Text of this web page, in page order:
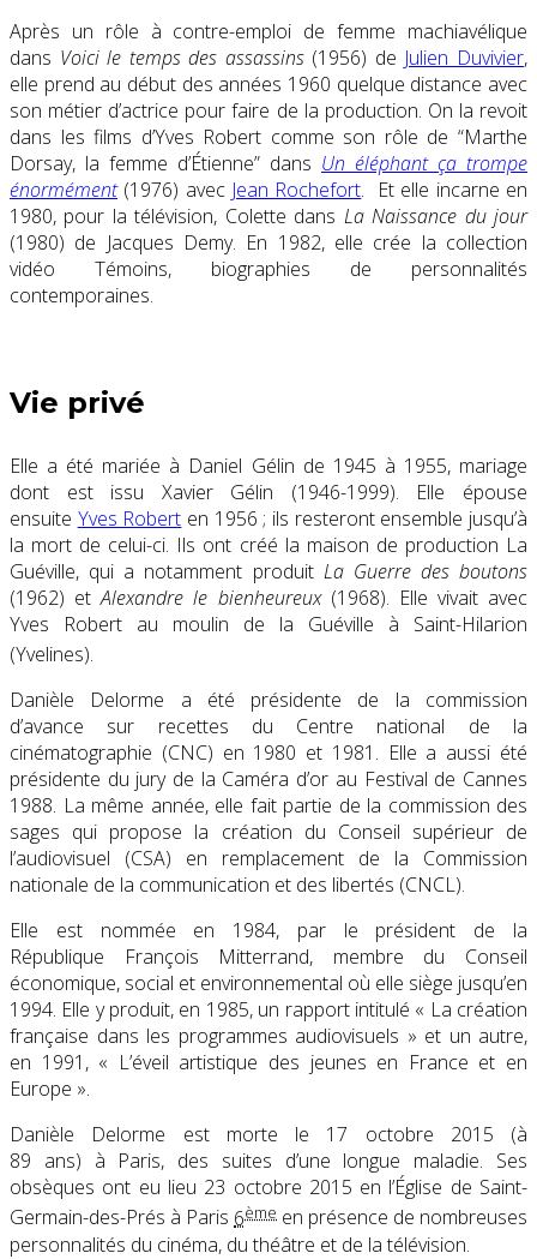
Après un rôle à contre-emploi de femme machiavélique
dans Voici le temps des assassins (1956) de Julien Duvivier,
elle prend au début des années 1960 quelque distance avec
son métier d’actrice pour faire de la production. On la revoit
dans les films d’Yves Robert comme son rôle de “Marthe
Dorsay, la femme d’Étienne” dans Un éléphant ça trompe
énormément(1976) avec Jean Rochefort. Et elle incarne en
1980, pour la télévision, Colette dans La Naissance du jour
(1980) de Jacques Demy. En 1982, elle crée la collection
vidéo Témoins, biographies de personnalités
contemporaines.
Vie privé
Elle a été mariée à Daniel Gélin de 1945 à 1955, mariage
dont est issu Xavier Gélin (1946-1999). Elle épouse
ensuite Yves Robert en 1956 ; ils resteront ensemble jusqu’à
la mort de celui-ci. Ils ont créé la maison de production La
Guéville, qui a notamment produit La Guerre des boutons
(1962) etAlexandre le bienheureux (1968). Elle vivait avec
Yves Robert au moulin de la Guéville à Saint-Hilarion
(Yvelines).
Danièle Delorme a été présidente de la commission
d’avance sur recettes du Centre national de la
cinématographie (CNC) en 1980 et 1981. Elle a aussi été
présidente du jury de la Caméra d’or au Festival de Cannes
1988. La même année, elle fait partie de la commission des
sages qui propose la création du Conseil supérieur de
l’audiovisuel (CSA) en remplacement de la Commission
nationale de la communication et des libertés (CNCL).
Elle est nommée en 1984, par le président de la
République François Mitterrand, membre du Conseil
économique, social et environnemental où elle siège jusqu’en
1994. Elle y produit, en 1985, un rapport intitulé « La création
française dans les programmes audiovisuels » et un autre,
en 1991, « L’éveil artistique des jeunes en France et en
Europe ».
Danièle Delorme est morte le 17 octobre 2015 (à
89 ans) à Paris, des suites d’une longue maladie. Ses
obsèques ont eu lieu 23 octobre 2015 en l’Église de Saint-
Germain-des-Prés à Paris 6ème en présence de nombreuses
personnalités du cinéma, du théâtre et de la télévision.